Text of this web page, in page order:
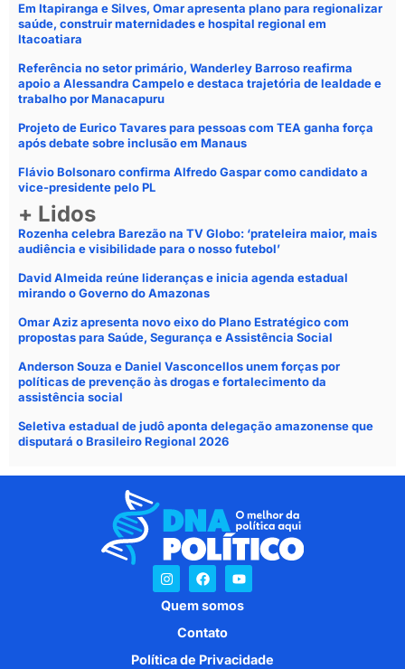
Em Itapiranga e Silves, Omar apresenta plano para regionalizar
saúde, construir maternidades e hospital regional em
Itacoatiara
Referência no setor primário, Wanderley Barroso reafirma
apoio a Alessandra Campelo e destaca trajetória de lealdade e
trabalho por Manacapuru
Projeto de Eurico Tavares para pessoas com TEA ganha força
após debate sobre inclusão em Manaus
Flávio Bolsonaro confirma Alfredo Gaspar como candidato a
vice-presidente pelo PL
+ Lidos
Rozenha celebra Barezão na TV Globo: ‘prateleira maior, mais
audiência e visibilidade para o nosso futebol’
David Almeida reúne lideranças e inicia agenda estadual
mirando o Governo do Amazonas
Omar Aziz apresenta novo eixo do Plano Estratégico com
propostas para Saúde, Segurança e Assistência Social
Anderson Souza e Daniel Vasconcellos unem forças por
políticas de prevenção às drogas e fortalecimento da
assistência social
Seletiva estadual de judô aponta delegação amazonense que
disputará o Brasileiro Regional 2026
Quem somos
Contato
Política de Privacidade